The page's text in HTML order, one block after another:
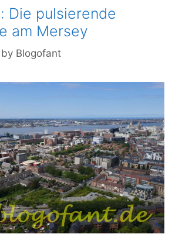
Die pulsierende
am Mersey
by Blogofant